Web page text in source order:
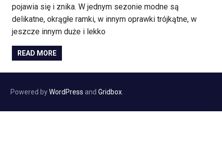
pojawia się i znika. W jednym sezonie modne są
delikatne, okrągłe ramki, w innym oprawki trójkątne, w
jeszcze innym duże i lekko
READ MORE
Powered byWordPress and Gridbox.